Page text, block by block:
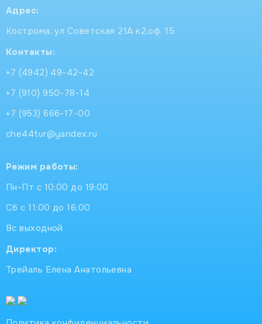
Адрес:
Кострома, ул Советская 21А к2,оф. 15
Контакты:
+7 (4942) 49-42-42
+7 (910) 950-78-14
+7 (953) 666-17-00
che44tur@yandex.ru
Режим работы:
Пн-Пт с 10:00 до 19:00
Сб с 11:00 до 16:00
Вс выходной
Директор:
Трейаль Елена Анатольевна